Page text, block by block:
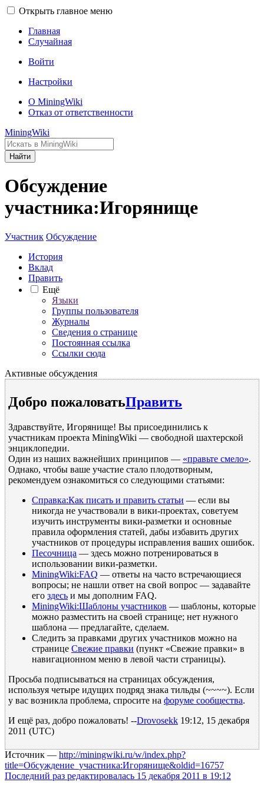
Открыть главное меню
Главная
Случайная
Войти
Настройки
О MiningWiki
Отказ от ответственности
MiningWiki
Найти
Обсуждение
участника:Игорянище
Участник Обсуждение
История
Вклад
Править
Ещё
Языки
Группы пользователя
Журналы
Сведения о странице
Постоянная ссылка
Ссылки сюда
Активные обсуждения
Добро пожаловатьПравить
Здравствуйте, Игорянище! Вы присоединились к
участникам проекта MiningWiki — свободной шахтерской
энциклопедии.
Один из наших важнейших принципов — «правьте смело».
Однако, чтобы ваше участие стало плодотворным,
рекомендуем ознакомиться со следующими статьями:
Справка:Как писать и править статьи — если вы
никогда не участвовали в вики-проектах, советуем
изучить инструменты вики-разметки и основные
правила оформления статей, дабы избавить других
участников от процедуры исправления ваших ошибок.
Песочница — здесь можно потренироваться в
использовании вики-разметки.
MiningWiki:FAQ — ответы на часто встречающиеся
вопросы; не нашли ответ на свой вопрос — задавайте
его здесь и мы дополним FAQ.
MiningWiki:Шаблоны участников — шаблоны, которые
можно разместить на своей странице; нет нужного
шаблона — предлагайте, сделаем.
Следить за правками других участников можно на
странице Свежие правки (пункт «Свежие правки» в
навигационном меню в левой части страницы).
Просьба подписываться на страницах обсуждения,
используя четыре идущих подряд знака тильды (~~~~). Если
у вас возникла проблема, спросите на форуме сообщества.
И ещё раз, добро пожаловать! --Drovosekk 19:12, 15 декабря
2011 (UTC)
Источник — http://miningwiki.ru/w/index.php?
title=Обсуждение_участника:Игорянище&oldid=16757
Последний раз редактировалась 15 декабря 2011 в 19:12